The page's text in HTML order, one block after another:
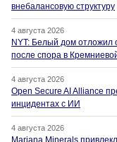
внебалансовую структуру
4 августа 2026
NYT: Белый дом отложил
после спора в
4 августа 2026
Open Secure AI Alliance
инцидентах с ИИ
4 августа 2026
Mariana Minerals